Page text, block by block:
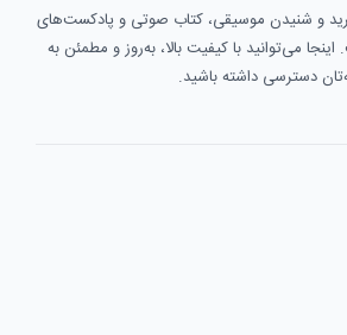
و شنیدن موسیقی، کتاب صوتی و پادکست‌های
می‌توانید با کیفیت بالا، به‌روز و مطمئن به
دسترسی داشته باشید.